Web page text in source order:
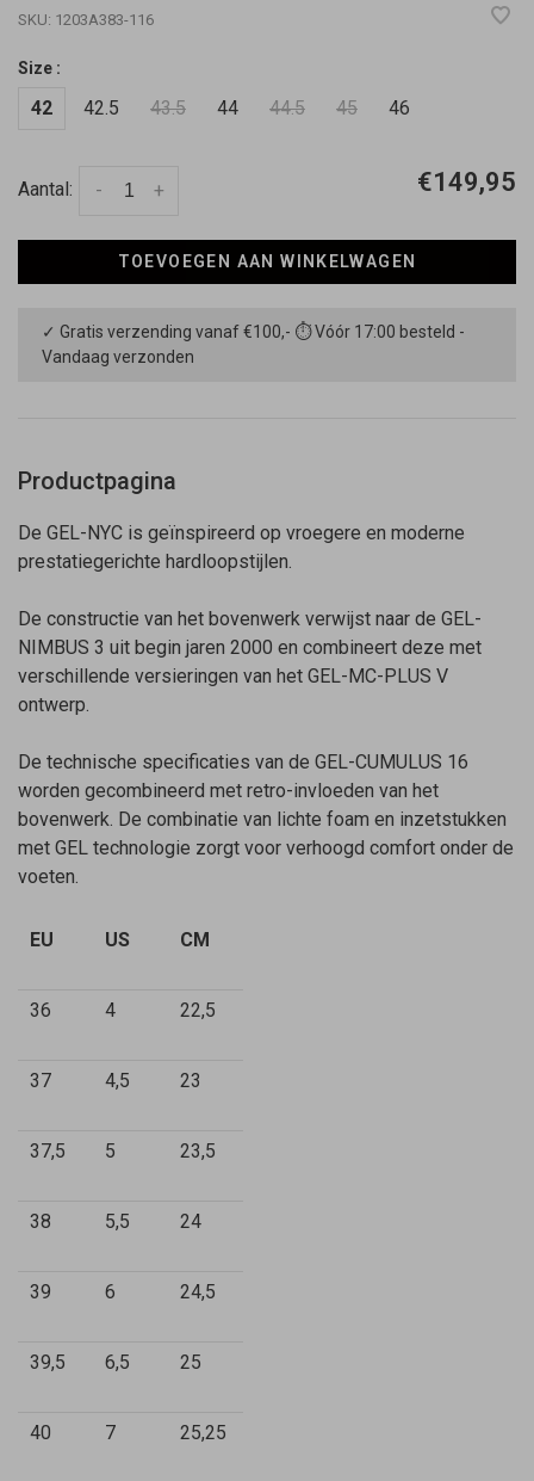
SKU: 1203A383-116
Size :
42 42.5 43.5 44 44.5 45 46
Aantal: +
- €149,95
TOEVOEGEN AAN WINKELWAGEN
✓ Gratis verzending vanaf €100,- ⏱ Vóór 17:00 besteld -
Vandaag verzonden
Productpagina
De GEL-NYC is geïnspireerd op vroegere en moderne
prestatiegerichte hardloopstijlen.
De constructie van het bovenwerk verwijst naar de GEL-
NIMBUS 3 uit begin jaren 2000 en combineert deze met
verschillende versieringen van het GEL-MC-PLUS V
ontwerp.
De technische specificaties van de GEL-CUMULUS 16
worden gecombineerd met retro-invloeden van het
bovenwerk. De combinatie van lichte foam en inzetstukken
met GEL technologie zorgt voor verhoogd comfort onder de
voeten.
EU US CM
36 4 22,5
37 4,5 23
37,5 5 23,5
38 5,5 24
39 6 24,5
39,5 6,5 25
40 7 25,25